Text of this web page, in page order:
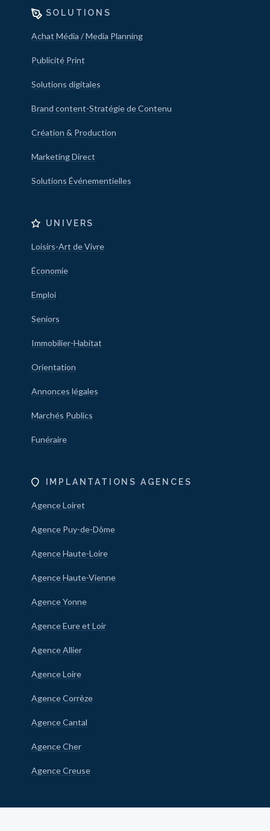
SOLUTIONS
Achat Média / Media Planning
Publicité Print
Solutions digitales
Brand content-Stratégie de Contenu
Création & Production
Marketing Direct
Solutions Événementielles
UNIVERS
Loisirs-Art de Vivre
Économie
Emploi
Seniors
Immobilier-Habitat
Orientation
Annonces légales
Marchés Publics
Funéraire
IMPLANTATIONS AGENCES
Agence Loiret
Agence Puy-de-Dôme
Agence Haute-Loire
Agence Haute-Vienne
Agence Yonne
Agence Eure et Loir
Agence Allier
Agence Loire
Agence Corrèze
Agence Cantal
Agence Cher
Agence Creuse